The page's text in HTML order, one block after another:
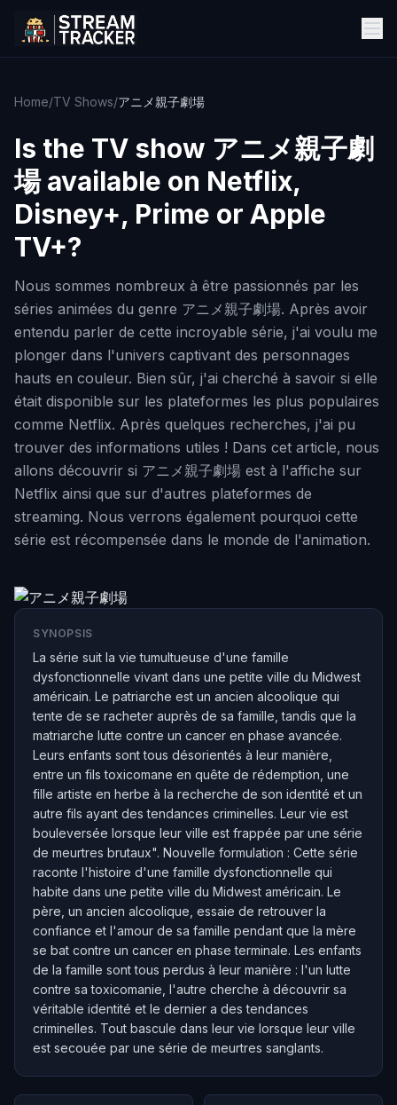
Home/TV Shows/アニメ親子劇場
Is the TV show アニメ親子劇
場available on Netflix,
Disney+, Prime or Apple
TV+?
Nous sommes nombreux à être passionnés par les
séries animées du genre アニメ親子劇場. Après avoir
entendu parler de cette incroyable série, j'ai voulu me
plonger dans l'univers captivant des personnages
hauts en couleur. Bien sûr, j'ai cherché à savoir si elle
était disponible sur les plateformes les plus populaires
comme Netflix. Après quelques recherches, j'ai pu
trouver des informations utiles ! Dans cet article, nous
allons découvrir si アニメ親子劇場 est à l'affiche sur
Netflix ainsi que sur d'autres plateformes de
streaming. Nous verrons également pourquoi cette
série est récompensée dans le monde de l'animation.
SYNOPSIS
La série suit la vie tumultueuse d'une famille
dysfonctionnelle vivant dans une petite ville du Midwest
américain. Le patriarche est un ancien alcoolique qui
tente de se racheter auprès de sa famille, tandis que la
matriarche lutte contre un cancer en phase avancée.
Leurs enfants sont tous désorientés à leur manière,
entre un fils toxicomane en quête de rédemption, une
fille artiste en herbe à la recherche de son identité et un
autre fils ayant des tendances criminelles. Leur vie est
bouleversée lorsque leur ville est frappée par une série
de meurtres brutaux". Nouvelle formulation : Cette série
raconte l'histoire d'une famille dysfonctionnelle qui
habite dans une petite ville du Midwest américain. Le
père, un ancien alcoolique, essaie de retrouver la
confiance et l'amour de sa famille pendant que la mère
se bat contre un cancer en phase terminale. Les enfants
de la famille sont tous perdus à leur manière : l'un lutte
contre sa toxicomanie, l'autre cherche à découvrir sa
véritable identité et le dernier a des tendances
criminelles. Tout bascule dans leur vie lorsque leur ville
est secouée par une série de meurtres sanglants.